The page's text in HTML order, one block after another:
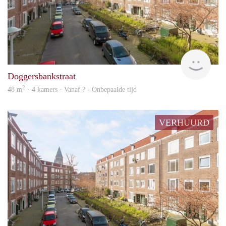
rent
Doggersbankstraat
48 m2 · 4 kamers · Vanaf ? - Onbepaalde tijd
VERHUURD